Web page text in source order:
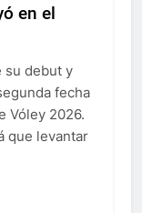
en el
su debut y
fecha
Vóley 2026.
que levantar